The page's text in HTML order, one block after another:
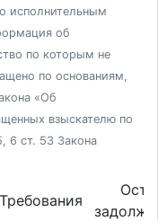
исполнительным
об
по которым не
по основаниям,
«Об
взыскателю по
6 ст. 53 Закона
Требования